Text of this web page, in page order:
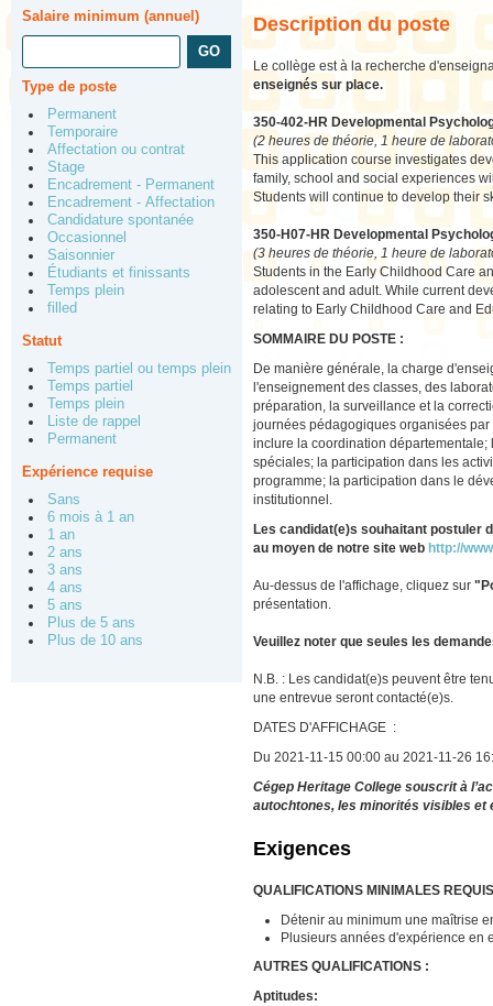
Salaire minimum (annuel)
Type de poste
Permanent
Temporaire
Affectation ou contrat
Stage
Encadrement - Permanent
Encadrement - Affectation
Candidature spontanée
Occasionnel
Saisonnier
Étudiants et finissants
Temps plein
filled
Statut
Temps partiel ou temps plein
Temps partiel
Temps plein
Liste de rappel
Permanent
Expérience requise
Sans
6 mois à 1 an
1 an
2 ans
3 ans
4 ans
5 ans
Plus de 5 ans
Plus de 10 ans
Description du poste
Le collège est à la recherche
enseignés sur place.
350-402-HR Developmental
(2 heures de théorie, 1 heure de
This application course investigates
family, school and social experiences
Students will continue to develop their
350-H07-HR Developmental
(3 heures de théorie, 1 heure de
Students in the Early Childhood Care
adolescent and adult. While current
relating to Early Childhood Care and
SOMMAIRE DU POSTE :
De manière générale, la charge
l'enseignement des classes, des
préparation, la surveillance et la
journées pédagogiques organisées
inclure la coordination
spéciales; la participation dans les
programme; la participation dans le
institutionnel.
Les candidat(e)s souhaitant postuler
au moyen de notre site web http://
Au-dessus de l'affichage, cliquez sur
présentation.
Veuillez noter que seules les
N.B. : Les candidat(e)s peuvent être
une entrevue seront contacté(e)s.
DATES D'AFFICHAGE :
Du 2021-11-15 00:00 au 2021-11-26
Cégep Heritage College souscrit à
autochtones, les minorités visibles et
Exigences
QUALIFICATIONS MINIMALES
Détenir au minimum une maîtrise
Plusieurs années d'expérience en
AUTRES QUALIFICATIONS :
Aptitudes: